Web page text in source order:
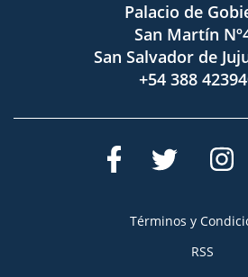
Palacio de
San Martín
San Salvador de
+54 388
Términos y
RSS